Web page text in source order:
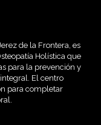
de la Frontera, es
Holística que
para la prevención y
El centro
para completar